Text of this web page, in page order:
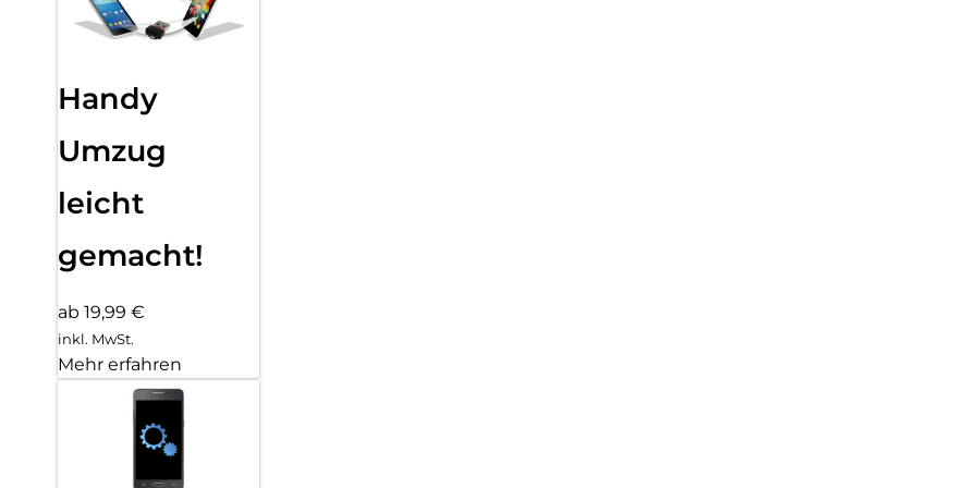
Handy
Umzug
leicht
gemacht!
ab 19,99 €
inkl. MwSt.
Mehr erfahren